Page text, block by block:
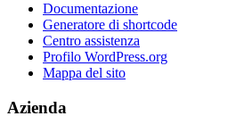
Documentazione
Generatore di shortcode
Centro assistenza
Profilo WordPress.org
Mappa del sito
Azienda